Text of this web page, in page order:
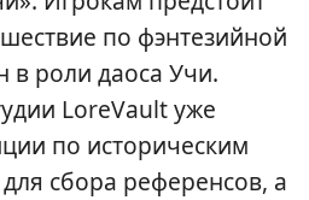
по фэнтезийной
в роли даоса Учи.
LoreVault уже
по историческим
сбора референсов, а